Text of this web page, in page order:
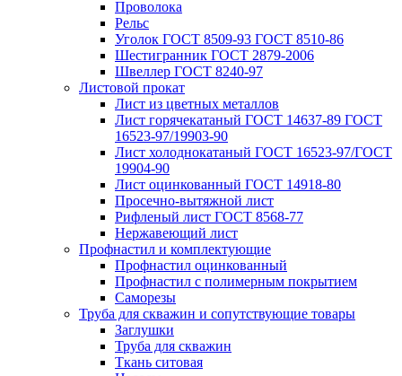
Проволока
Рельс
Уголок ГОСТ 8509-93 ГОСТ 8510-86
Шестигранник ГОСТ 2879-2006
Швеллер ГОСТ 8240-97
Листовой прокат
Лист из цветных металлов
Лист горячекатаный ГОСТ 14637-89 ГОСТ
16523-97/19903-90
Лист холоднокатаный ГОСТ 16523-97/ГОСТ
19904-90
Лист оцинкованный ГОСТ 14918-80
Просечно-вытяжной лист
Рифленый лист ГОСТ 8568-77
Нержавеющий лист
Профнастил и комплектующие
Профнастил оцинкованный
Профнастил с полимерным покрытием
Саморезы
Труба для скважин и сопутствующие товары
Заглушки
Труба для скважин
Ткань ситовая